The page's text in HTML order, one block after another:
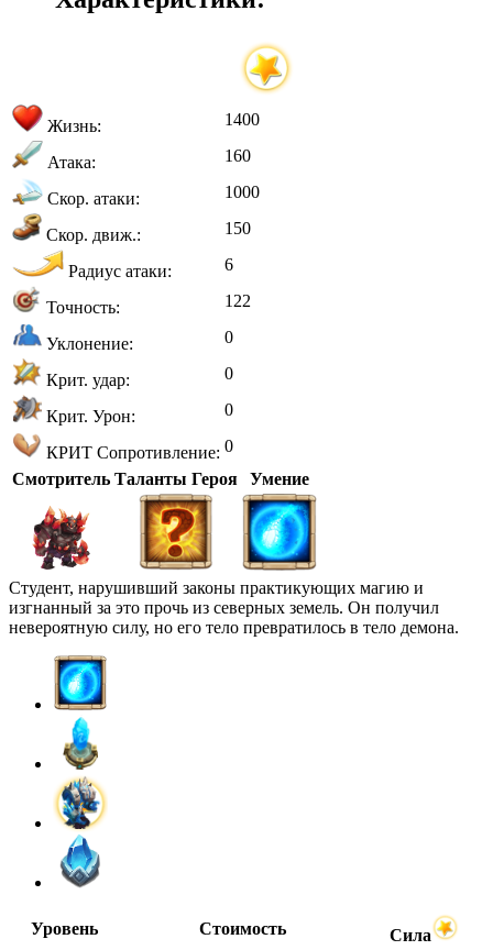
Жизнь: 1400
Атака: 160
Скор. атаки: 1000
Скор. движ.: 150
Радиус атаки: 6
Точность: 122
Уклонение: 0
Крит. удар: 0
Крит. Урон: 0
КРИТ Сопротивление: 0
Смотритель Таланты Героя Умение
Студент, нарушивший законы практикующих магию и
изгнанный за это прочь из северных земель. Он получил
невероятную силу, но его тело превратилось в тело демона.
Уровень Стоимость Сила